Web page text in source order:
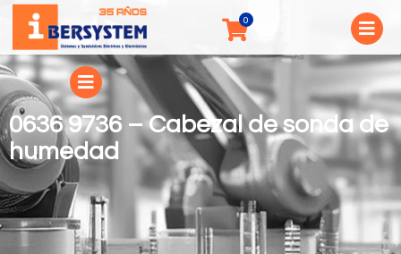
0636 9736 – Cabezal de sonda de
humedad